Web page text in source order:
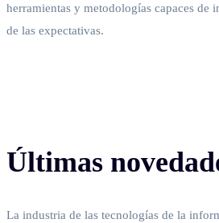
herramientas y metodologías capaces de
de las expectativas.
Últimas
La industria de las tecnologías de la